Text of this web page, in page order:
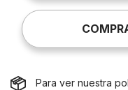
Para ver nuestra